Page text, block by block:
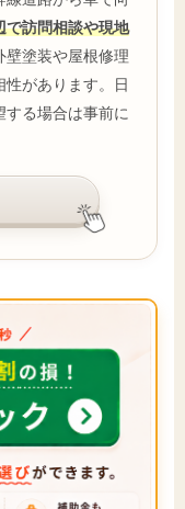
で訪問相談や現地
壁塗装や屋根修理
があります。日
る場合は事前に